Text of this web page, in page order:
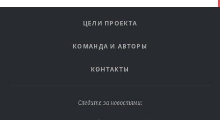
ЦЕЛИ ПРОЕКТА
КОМАНДА И АВТОРЫ
КОНТАКТЫ
Следите за новостями: